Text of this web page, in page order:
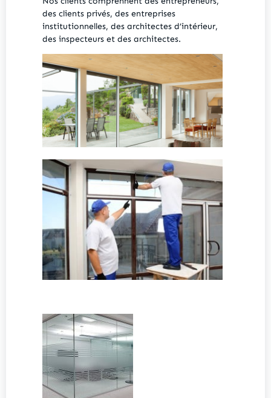
des clients privés, des entreprises
institutionnelles, des architectes d’intérieur,
des inspecteurs et des architectes.